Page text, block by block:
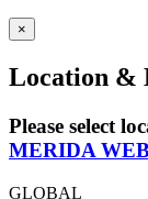
×
Location &
Please select
MERIDA
GLOBAL